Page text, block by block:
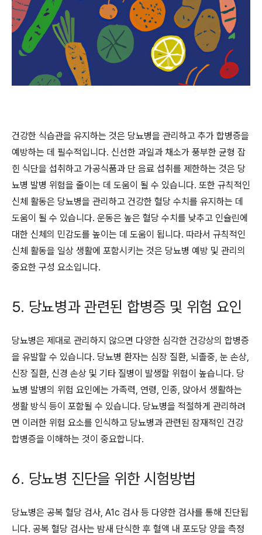
건강한 식습관을 유지하는 것은 당뇨병을 관리하고 추가 합병증을
예방하는 데 필수적입니다. 신선한 과일과 채소가 풍부한 균형 잡
힌 식단을 섭취하고 가공식품과 단 음료 섭취를 제한하는 것은 당
뇨병 발병 위험을 줄이는 데 도움이 될 수 있습니다. 또한 규칙적인
신체 활동은 당뇨병을 관리하고 건강한 혈당 수치를 유지하는 데
도움이 될 수 있습니다. 운동은 높은 혈당 수치를 낮추고 인슐린에
대한 신체의 민감도를 높이는 데 도움이 됩니다. 따라서 규칙적인
신체 활동을 일상 생활에 포함시키는 것은 당뇨병 예방 및 관리의
중요한 구성 요소입니다.
5. 당뇨병과 관련된 합병증 및 위험 요인
당뇨병은 제대로 관리하지 않으면 다양한 심각한 건강상의 합병증
을 유발할 수 있습니다. 당뇨병 환자는 심장 질환, 뇌졸중, 눈 손상,
신장 질환, 신경 손상 및 기타 질병이 발생할 위험이 높습니다. 당
뇨병 발병의 위험 요인에는 가족력, 연령, 인종, 앉아서 생활하는
생활 방식 등이 포함될 수 있습니다. 당뇨병을 적절하게 관리하려
면 이러한 위험 요소를 인식하고 당뇨병과 관련된 잠재적인 건강
합병증을 이해하는 것이 중요합니다.
6. 당뇨병 진단을 위한 시험방법
당뇨병은 공복 혈당 검사, A1c 검사 등 다양한 검사를 통해 진단됩
니다. 공복 혈당 검사는 밤새 단식한 후 혈액 내 포도당 양을 측정